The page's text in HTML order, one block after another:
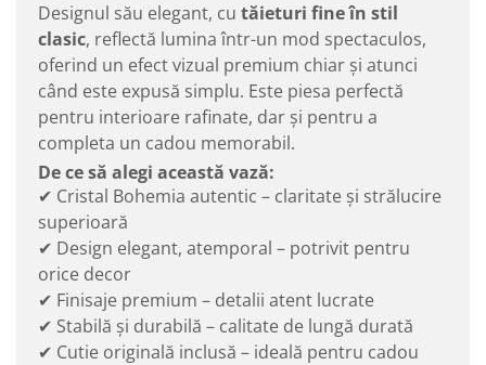
Designul său elegant, cu tăieturi fine în stil
clasic, reflectă lumina într-un mod spectaculos,
oferind un efect vizual premium chiar și atunci
când este expusă simplu. Este piesa perfectă
pentru interioare rafinate, dar și pentru a
completa un cadou memorabil.
De ce să alegi această vază:
✔ Cristal Bohemia autentic – claritate și strălucire
superioară
✔ Design elegant, atemporal – potrivit pentru
orice decor
✔ Finisaje premium – detalii atent lucrate
✔ Stabilă și durabilă – calitate de lungă durată
✔ Cutie originală inclusă – ideală pentru cadou